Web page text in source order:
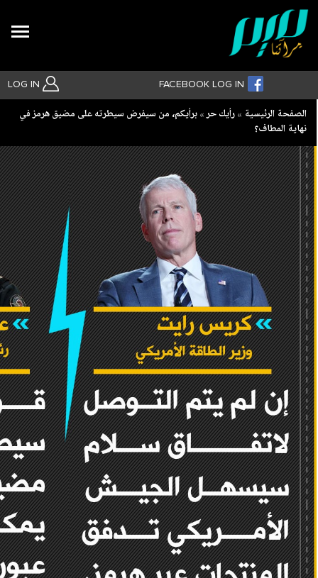
LOG IN FACEBOOK LOG IN
بحث متقدم
Breadcrumb
الصفحة الرئيسية رأيك حر برأيكم، من سيفرض سيطرته على مضيق هرمز في
نهاية المطاف؟